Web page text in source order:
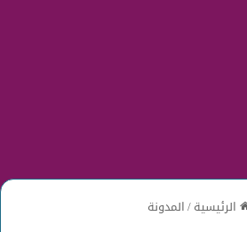
الرئيسية/المدونة